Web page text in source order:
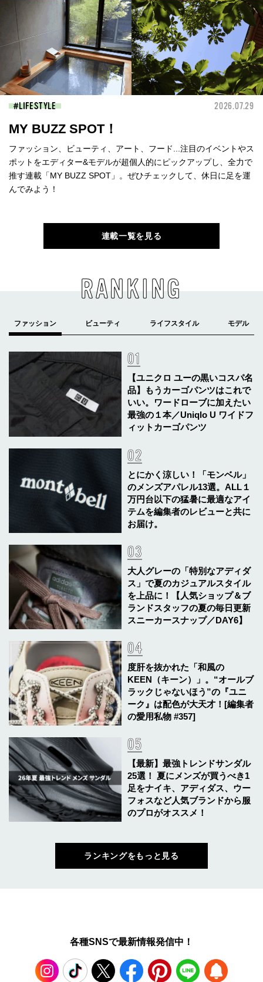
LIFESTYLE 2026.07.29
MY BUZZ SPOT！
ファッション、ビューティ、アート、フード...注目のイベントやス
ポットをエディター&モデルが超個人的にピックアップし、全力で
推す連載「MY BUZZ SPOT」。ぜひチェックして、休日に足を運
んでみよう！
連載一覧を見る
RANKING
【ユニクロ ユーの黒いコスパ名
品】もうカーゴパンツはこれで
いい。ワードローブに加えたい
最強の１本／Uniqlo U ワイドフ
ィットカーゴパンツ
とにかく涼しい！「モンベル」
のメンズアパレル13選。ALL１
万円台以下の猛暑に最適なアイ
テムを編集者のレビューと共に
お届け。
大人グレーの「特別なアディダ
ス」で夏のカジュアルスタイル
を上品に！【人気ショップ＆ブ
ランドスタッフの夏の毎日更新
スニーカースナップ／DAY6】
度肝を抜かれた「和風の
KEEN（キーン）」。“オールブ
ラックじゃないほう”の『ユニ
ーク』は配色が大天才！[編集者
の愛用私物 #357]
【最新】最強トレンドサンダル
25選！ 夏にメンズが買うべき1
足をナイキ、アディダス、ウー
フォスなど人気ブランドから服
のプロがオススメ！
ランキングをもっと見る
各種SNSで最新情報発信中！